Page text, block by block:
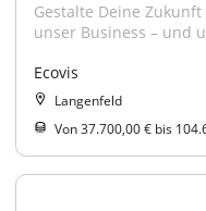
Gestalte Deine Zukunft
unser Business – und
Ecovis
Langenfeld
Von 37.700,00 € bis